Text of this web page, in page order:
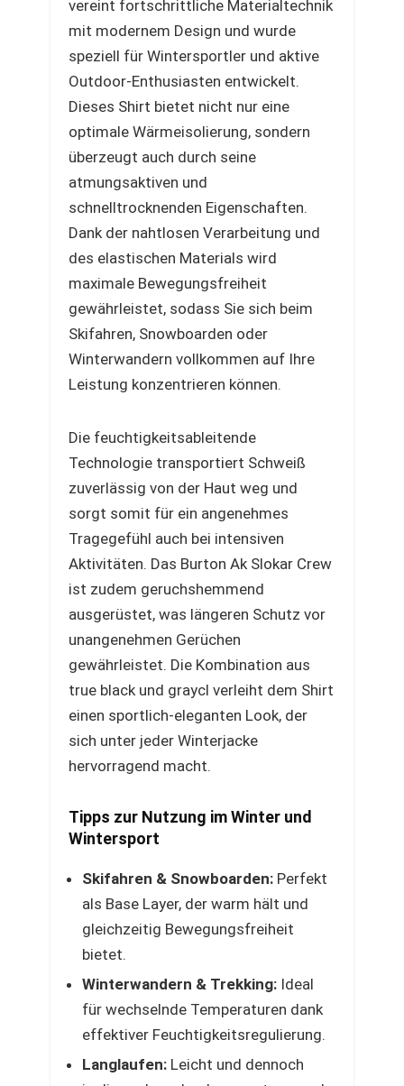
vereint fortschrittliche Materialtechnik
mit modernem Design und wurde
speziell für Wintersportler und aktive
Outdoor-Enthusiasten entwickelt.
Dieses Shirt bietet nicht nur eine
optimale Wärmeisolierung, sondern
überzeugt auch durch seine
atmungsaktiven und
schnelltrocknenden Eigenschaften.
Dank der nahtlosen Verarbeitung und
des elastischen Materials wird
maximale Bewegungsfreiheit
gewährleistet, sodass Sie sich beim
Skifahren, Snowboarden oder
Winterwandern vollkommen auf Ihre
Leistung konzentrieren können.
Die feuchtigkeitsableitende
Technologie transportiert Schweiß
zuverlässig von der Haut weg und
sorgt somit für ein angenehmes
Tragegefühl auch bei intensiven
Aktivitäten. Das Burton Ak Slokar Crew
ist zudem geruchshemmend
ausgerüstet, was längeren Schutz vor
unangenehmen Gerüchen
gewährleistet. Die Kombination aus
true black und graycl verleiht dem Shirt
einen sportlich-eleganten Look, der
sich unter jeder Winterjacke
hervorragend macht.
Tipps zur Nutzung im Winter und
Wintersport
Skifahren & Snowboarden: Perfekt
als Base Layer, der warm hält und
gleichzeitig Bewegungsfreiheit
bietet.
Winterwandern & Trekking: Ideal
für wechselnde Temperaturen dank
effektiver Feuchtigkeitsregulierung.
Langlaufen: Leicht und dennoch